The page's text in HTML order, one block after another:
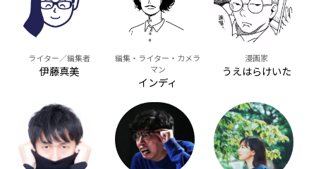
ライター／編集者
伊藤真美
編集・ライター・カメラ
マン
インディ
漫画家
うえはらけいた